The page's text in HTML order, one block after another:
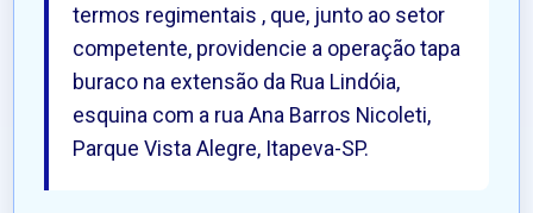
termos regimentais , que, junto ao setor
competente, providencie a operação tapa
buraco na extensão da Rua Lindóia,
esquina com a rua Ana Barros Nicoleti,
Parque Vista Alegre, Itapeva-SP.